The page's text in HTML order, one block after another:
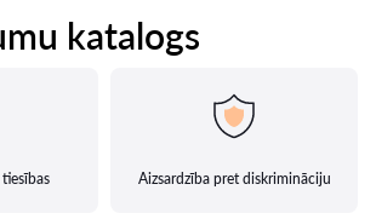
katalogs
Aizsardzība pret diskrimināciju